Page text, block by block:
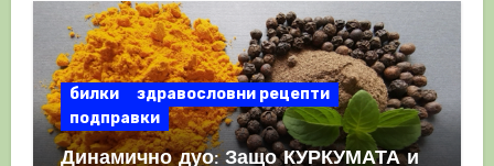
билки
здравословни рецепти
подправки
Динамично дуо: Защо КУРКУМАТА и